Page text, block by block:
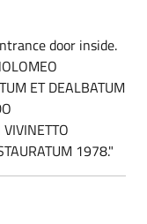
door inside.
ET DEALBATUM
1978."